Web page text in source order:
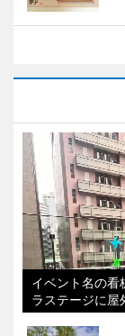
イベント名の看
ラステージに屋